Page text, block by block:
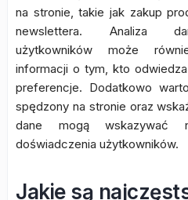
na stronie, takie jak zakup
newslettera. Analiza
użytkowników może
informacji o tym, kto
preferencje. Dodatkowo
spędzony na stronie oraz
dane mogą
doświadczenia użytkowników.
Jakie są